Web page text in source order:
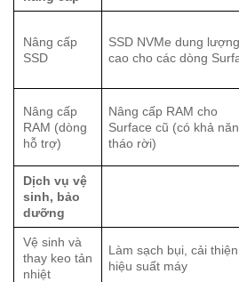
Nâng cấp
SSD
SSD NVMe dung lượng
cao cho các dòng
Nâng cấp
RAM (dòng
hỗ trợ)
Nâng cấp RAM cho
Surface cũ (có khả
tháo rời)
Dịch vụ vệ
sinh, bảo
dưỡng
Vệ sinh và
thay keo tản
nhiệt
Làm sạch bụi, cải thiện
hiệu suất máy